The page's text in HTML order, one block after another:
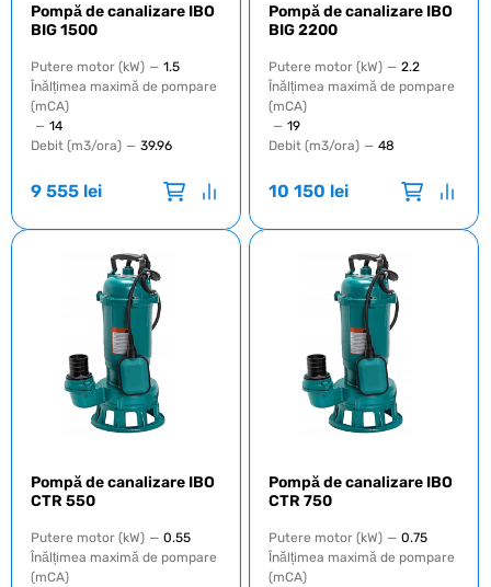
Pompă de canalizare IBO
BIG 1500
Putere motor (kW) — 1.5
Înălțimea maximă de pompare
(mCA)
— 14
Debit (m3/ora) — 39.96
9 555 lei
Pompă de canalizare IBO
BIG 2200
Putere motor (kW) — 2.2
Înălțimea maximă de pompare
(mCA)
— 19
Debit (m3/ora) — 48
10 150 lei
Pompă de canalizare IBO
CTR 550
Putere motor (kW) — 0.55
Înălțimea maximă de pompare
(mCA)
Pompă de canalizare IBO
CTR 750
Putere motor (kW) — 0.75
Înălțimea maximă de pompare
(mCA)